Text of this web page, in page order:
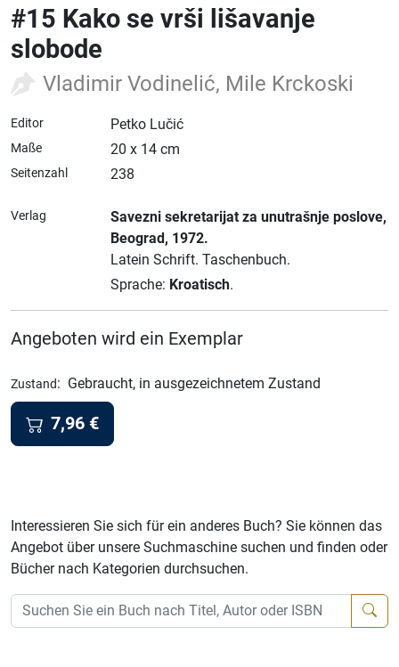
#15 Kako se vrši lišavanje
slobode
Vladimir Vodinelić, Mile Krckoski
Editor Petko Lučić
Maße 20 x 14 cm
Seitenzahl 238
Verlag Savezni sekretarijat za unutrašnje poslove,
Beograd, 1972.
Latein Schrift. Taschenbuch.
Sprache: Kroatisch.
Angeboten wird ein Exemplar
Zustand: Gebraucht, in ausgezeichnetem Zustand
7,96 €
Interessieren Sie sich für ein anderes Buch? Sie können das
Angebot über unsere Suchmaschine suchen und finden oder
Bücher nach Kategorien durchsuchen.